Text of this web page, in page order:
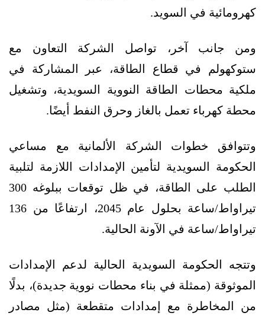
كهرومائية في السويد.
ومن جانب آخر، تواصل الشركة التعاون مع
ستوكهولم في قطاع الطاقة، عبر المشاركة في
ملكية محطات الطاقة النووية السويدية، وتشغيل
محطة كهرباء تعمل بالغاز وحرق النفط أيضًا.
وتتوافق خطوات الشركة الألمانية مع مساعي
الحكومة السويدية لتأمين الإمدادات اللازمة لتلبية
الطلب على الطاقة، في ظل توقعات ببلوغه 300
تيراواط/ساعة بحلول عام 2045، ارتفاعًا من 136
تيراواط/ساعة في الآونة الحالية.
وتتجه الحكومة السويدية الحالية لدعم الإمدادات
الموثوقة (ممثلة في بناء محطات نووية جديدة)، بدلًا
من المخاطرة مع إمدادات متقطعة (مثل مصادر